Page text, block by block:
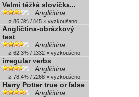
Velmi těžká slovíčka...
Angličtina
ø 86.3% / 845 × vyzkoušeno
Angličtina-obrázkový
test
Angličtina
ø 62.3% / 1332 × vyzkoušeno
irregular verbs
Angličtina
ø 78.4% / 2268 × vyzkoušeno
Harry Potter true or false
Angličtina